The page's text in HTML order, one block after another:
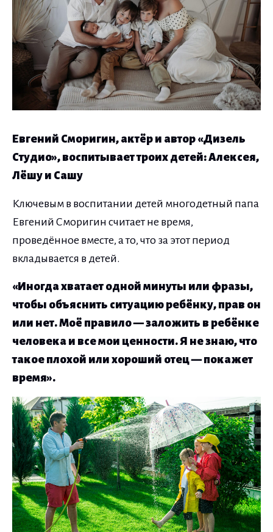
Евгений Сморигин, актёр и автор «Дизель
Студио», воспитывает троих детей: Алексея,
Лёшу и Сашу
Ключевым в воспитании детей многодетный папа
Евгений Сморигин считает не время,
проведённое вместе, а то, что за этот период
вкладывается в детей.
«Иногда хватает одной минуты или фразы,
чтобы объяснить ситуацию ребёнку, прав он
или нет. Моё правило — заложить в ребёнке
человека и все мои ценности. Я не знаю, что
такое плохой или хороший отец — покажет
время».